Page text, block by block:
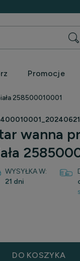
Promocje
258500010001
wanna
WYSYŁKA W:
21 dni
DO KOSZYKA